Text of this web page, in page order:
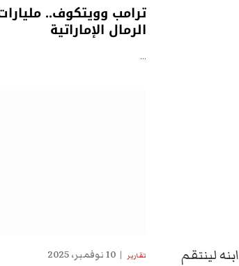
لينتقم
ترامب وويتكوف..
الرمال الإماراتية
…
تقارير 10 نوفمبر، 2025